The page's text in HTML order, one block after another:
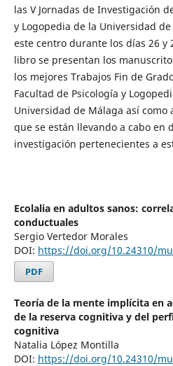
las V Jornadas de Investigación
y Logopedia de la Universidad
este centro durante los días 26 y
libro se presentan los
los mejores Trabajos Fin de
Facultad de Psicología y
Universidad de Málaga así como
que se están llevando a cabo en
investigación pertenecientes a
Ecolalia en adultos sanos:
conductuales
Sergio Vertedor Morales
DOI: https://doi.org/10.24310/
PDF
Teoría de la mente implícita en
de la reserva cognitiva y del
cognitiva
Natalia López Montilla
DOI: https://doi.org/10.24310/